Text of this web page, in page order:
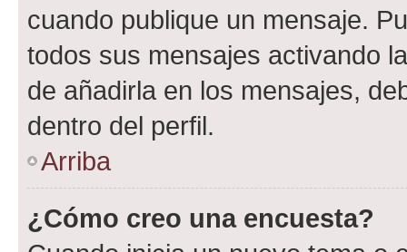
cuando publique un mensaje.
todos sus mensajes activando
de añadirla en los mensajes,
dentro del perfil.
Arriba
¿Cómo creo una encuesta?